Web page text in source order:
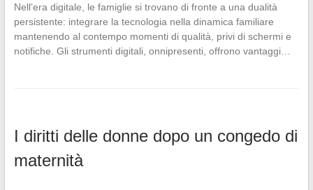
Nell’era digitale, le famiglie si trovano di fronte a una dualità
persistente: integrare la tecnologia nella dinamica familiare
mantenendo al contempo momenti di qualità, privi di schermi e
notifiche. Gli strumenti digitali, onnipresenti, offrono vantaggi…
I diritti delle donne dopo un congedo di
maternità